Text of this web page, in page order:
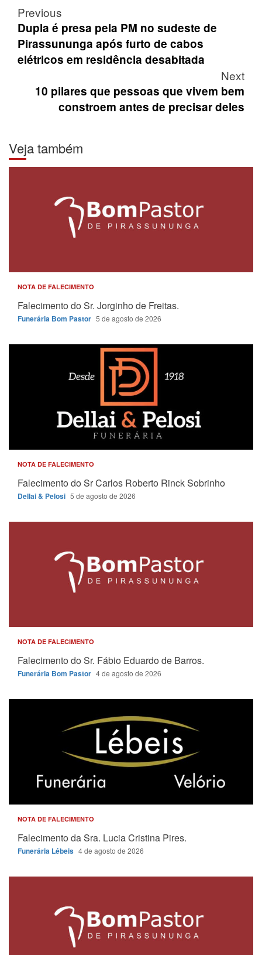
Post
navigation
Previous
Dupla é presa pela PM no sudeste de
Pirassununga após furto de cabos
elétricos em residência desabitada
Next
10 pilares que pessoas que vivem bem
constroem antes de precisar deles
Veja também
NOTA DE FALECIMENTO
Falecimento do Sr. Jorginho de Freitas.
Funerária Bom Pastor 5 de agosto de 2026
NOTA DE FALECIMENTO
Falecimento do Sr Carlos Roberto Rinck Sobrinho
Dellai & Pelosi 5 de agosto de 2026
NOTA DE FALECIMENTO
Falecimento do Sr. Fábio Eduardo de Barros.
Funerária Bom Pastor 4 de agosto de 2026
NOTA DE FALECIMENTO
Falecimento da Sra. Lucia Cristina Pires.
Funerária Lébeis 4 de agosto de 2026